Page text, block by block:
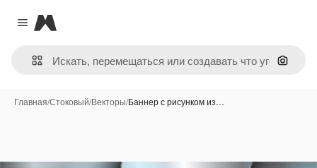
Close menu
Magnific
Поиск
Главная/Стоковый/Векторы/Баннер с рисунком из…